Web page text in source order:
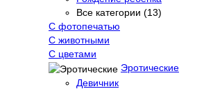
Все категории (13)
С фотопечатью
C животными
С цветами
Эротические
Девичник